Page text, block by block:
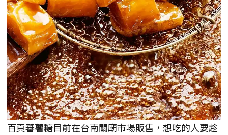
百頁蕃薯糖目前在台南關廟市場販售，想吃的人要趁